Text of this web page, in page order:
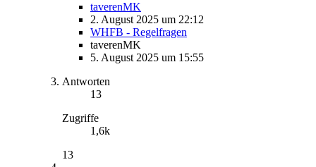
taverenMK
2. August 2025 um 22:12
WHFB - Regelfragen
taverenMK
5. August 2025 um 15:55
Antworten
13
Zugriffe
1,6k
13